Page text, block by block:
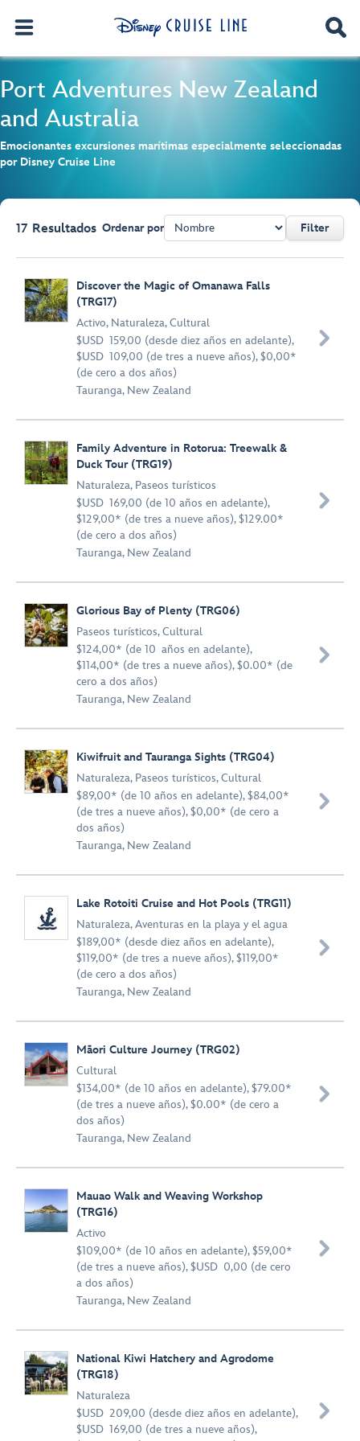
Port Adventures New Zealand
and Australia
Emocionantes excursiones marítimas especialmente seleccionadas
por Disney Cruise Line
17 Resultados Ordenar por Filter
Discover the Magic of Omanawa Falls
(TRG17)
Activo, Naturaleza,Cultural
$USD 159,00 (desde diez años en adelante),
$USD 109,00 (de tres a nueve años), $0,00*
(de cero a dos años)
Tauranga, New Zealand

Family Adventure in Rotorua: Treewalk &
Duck Tour (TRG19)
Naturaleza, Paseos turísticos
$USD 169,00 (de 10 años en adelante),
$129,00* (de tres a nueve años), $129.00*
(de cero a dos años)
Tauranga, New Zealand

Glorious Bay of Plenty (TRG06)
Paseos turísticos,Cultural
$124,00* (de 10 años en adelante),
$114,00* (de tres a nueve años), $0.00* (de
cero a dos años)
Tauranga, New Zealand

Kiwifruit and Tauranga Sights (TRG04)
Naturaleza, Paseos turísticos,Cultural
$89,00* (de 10 años en adelante), $84,00*
(de tres a nueve años), $0,00* (de cero a
dos años)
Tauranga, New Zealand

Lake Rotoiti Cruise and Hot Pools (TRG11)
Naturaleza,Aventuras en la playa y el agua
$189,00* (desde diez años en adelante),
$119,00* (de tres a nueve años), $119,00*
(de cero a dos años)
Tauranga, New Zealand

Māori Culture Journey (TRG02)
Cultural
$134,00* (de 10 años en adelante), $79.00*
(de tres a nueve años), $0.00* (de cero a
dos años)
Tauranga, New Zealand

Mauao Walk and Weaving Workshop
(TRG16)
Activo
$109,00* (de 10 años en adelante), $59,00*
(de tres a nueve años), $USD 0,00 (de cero
a dos años)
Tauranga, New Zealand

National Kiwi Hatchery and Agrodome
(TRG18)
Naturaleza
$USD 209,00 (desde diez años en adelante),
$USD 169,00 (de tres a nueve años),
